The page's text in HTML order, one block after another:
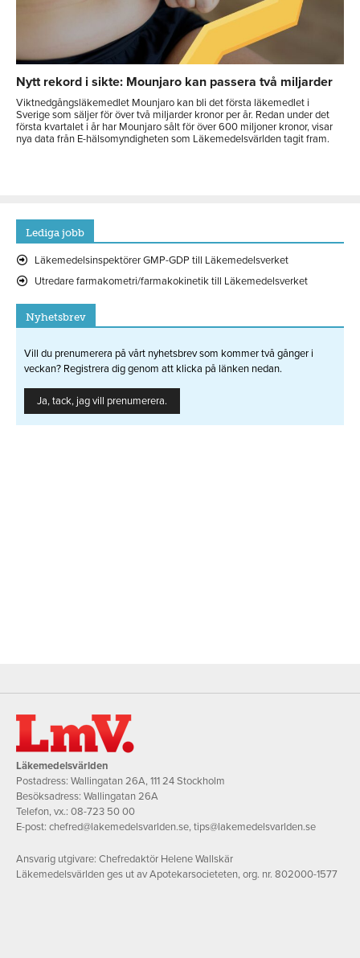
Nytt rekord i sikte: Mounjaro kan passera två miljarder
Viktnedgångsläkemedlet Mounjaro kan bli det första läkemedlet i
Sverige som säljer för över två miljarder kronor per år. Redan under det
första kvartalet i år har Mounjaro sålt för över 600 miljoner kronor, visar
nya data från E-hälsomyndigheten som Läkemedelsvärlden tagit fram.
Lediga jobb
Läkemedelsinspektörer GMP-GDP till Läkemedelsverket
Utredare farmakometri/farmakokinetik till Läkemedelsverket
Nyhetsbrev
Vill du prenumerera på vårt nyhetsbrev som kommer två gånger i
veckan? Registrera dig genom att klicka på länken nedan.
Ja, tack, jag vill prenumerera.
Läkemedelsvärlden
Postadress: Wallingatan 26A, 111 24 Stockholm
Besöksadress: Wallingatan 26A
Telefon, vx.: 08-723 50 00
E-post: chefred@lakemedelsvarlden.se,tips@lakemedelsvarlden.se
Ansvarig utgivare: Chefredaktör Helene Wallskär
Läkemedelsvärlden ges ut av Apotekarsocieteten, org. nr. 802000-1577